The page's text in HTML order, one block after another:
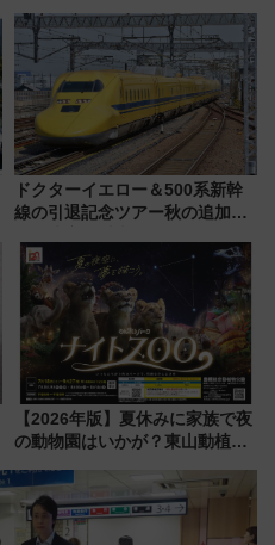
注目スポット
ドクターイエロー＆500系新幹
線の引退記念ツアー秋の追加企
ホテル情報まとめ
【2026年版】夏休みに家族で夜
の動物園はいかが？東山動植物
ZOO」開催情報